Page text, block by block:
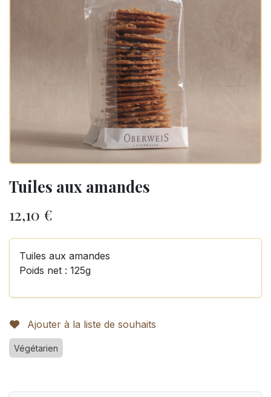
Tuiles aux amandes
12,10 €
Tuiles aux amandes
Poids net : 125g
Ajouter à la liste de souhaits
Végétarien